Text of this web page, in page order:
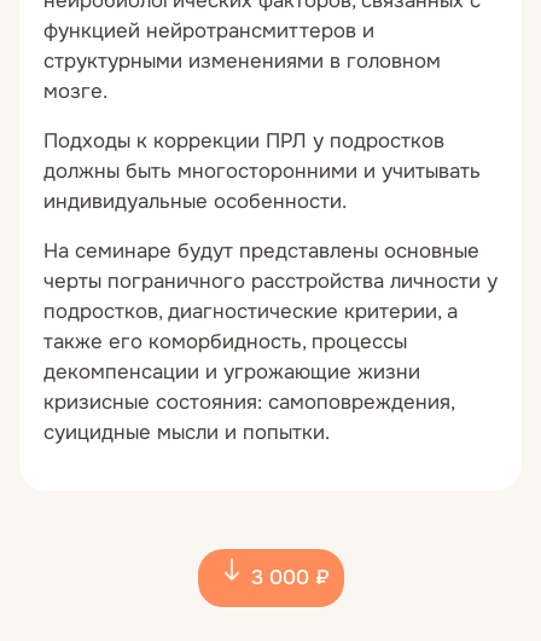
функцией нейротрансмиттеров и
структурными изменениями в головном
мозге.
Подходы к коррекции ПРЛ у подростков
должны быть многосторонними и учитывать
индивидуальные особенности.
На семинаре будут представлены основные
черты пограничного расстройства личности у
подростков, диагностические критерии, а
также его коморбидность, процессы
декомпенсации и угрожающие жизни
кризисные состояния: самоповреждения,
суицидные мысли и попытки.
3 000 ₽